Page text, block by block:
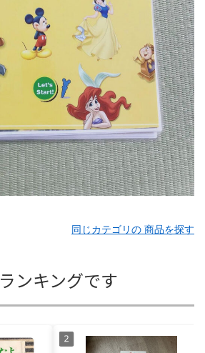
同じカテゴリの 商品を探す
ンキングです